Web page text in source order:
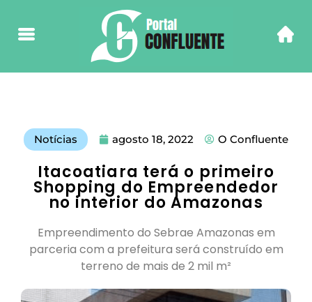
Notícias agosto 18, 2022 O Confluente
Itacoatiara terá o primeiro
Shopping do Empreendedor
no interior do Amazonas
Empreendimento do Sebrae Amazonas em
parceria com a prefeitura será construído em
terreno de mais de 2 mil m²